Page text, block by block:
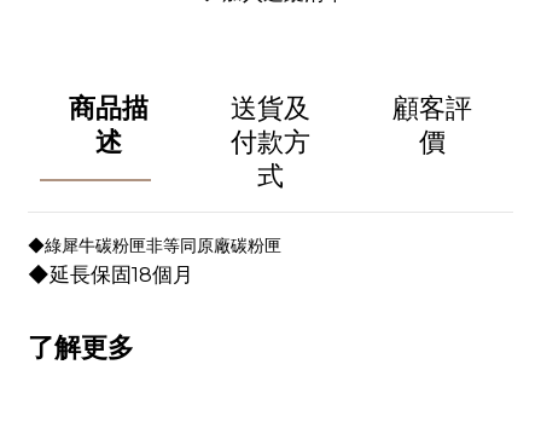
商品描
述
送貨及
付款方
式
顧客評
價
◆綠犀牛碳粉匣非等同原廠碳粉匣
◆延長保固18個月
了解更多